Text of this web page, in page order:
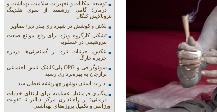
توسعه امکانات و تجهیزات سلامت، بهداشت و
درمان؛ گامی ارزشمند از سوی هلدینگ
پتروپالایش کنگان
تلاش و کوشش در شهرداری بندر دیر+تصاویر
تشکیل کارگروه ویژه برای رفع موانع صنعت
پتروشیمی در عسلویه
عکس/ جزئیات تازه از گمانه‌زنی‌ها درباره
جزیره خارگ
سونوگرافی و OPG پلی‌کلینیک تامین اجتماعی
برازجان به بهره‌برداری رسید
ادارات استان بوشهر چهارشنبه تعطیل شد
پیگیری فرماندار عسلویه برای ارتقای خدمات
درمانی؛ از راه‌اندازی مرکز دیالیز تا تقویت
اورژانس و تکمیل پروژه‌های بهداشتی